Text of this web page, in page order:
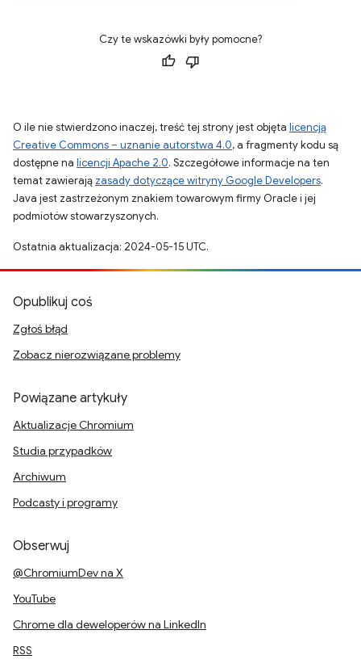
Czy te wskazówki były pomocne?
O ile nie stwierdzono inaczej, treść tej strony jest objęta licencją
Creative Commons – uznanie autorstwa 4.0, a fragmenty kodu są
dostępne na licencji Apache 2.0. Szczegółowe informacje na ten
temat zawierają zasady dotyczące witryny Google Developers.
Java jest zastrzeżonym znakiem towarowym firmy Oracle i jej
podmiotów stowarzyszonych.
Ostatnia aktualizacja: 2024-05-15 UTC.
Opublikuj coś
Zgłoś błąd
Zobacz nierozwiązane problemy
Powiązane artykuły
Aktualizacje Chromium
Studia przypadków
Archiwum
Podcasty i programy
Obserwuj
@ChromiumDev na X
YouTube
Chrome dla deweloperów na LinkedIn
RSS